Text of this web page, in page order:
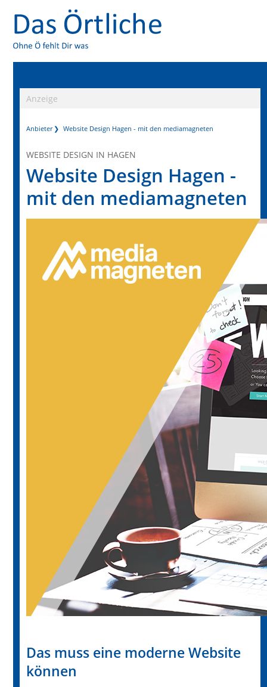
Anzeige
Anbieter Website Design Hagen - mit den mediamagneten
WEBSITE DESIGN IN HAGEN
Website Design Hagen -
mit den mediamagneten
Das muss eine moderne Website
können